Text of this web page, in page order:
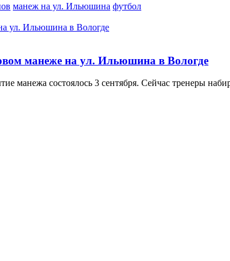
манеж на ул. Ильюшина футбол
манеже на ул. Ильюшина в Вологде
состоялось 3 сентября. Сейчас тренеры